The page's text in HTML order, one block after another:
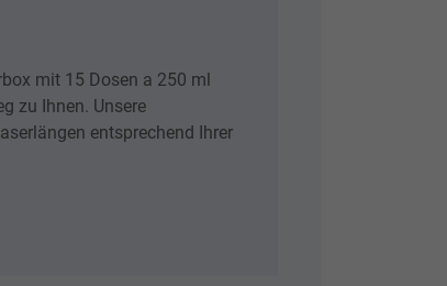
mit 15 Dosen a 250 ml
zu Ihnen. Unsere
entsprechend Ihrer